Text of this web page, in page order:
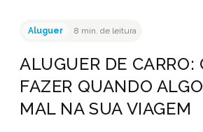
Aluguer 8 min. de leitura
ALUGUER DE CARRO:
FAZER QUANDO
MAL NA SUA VIAGEM